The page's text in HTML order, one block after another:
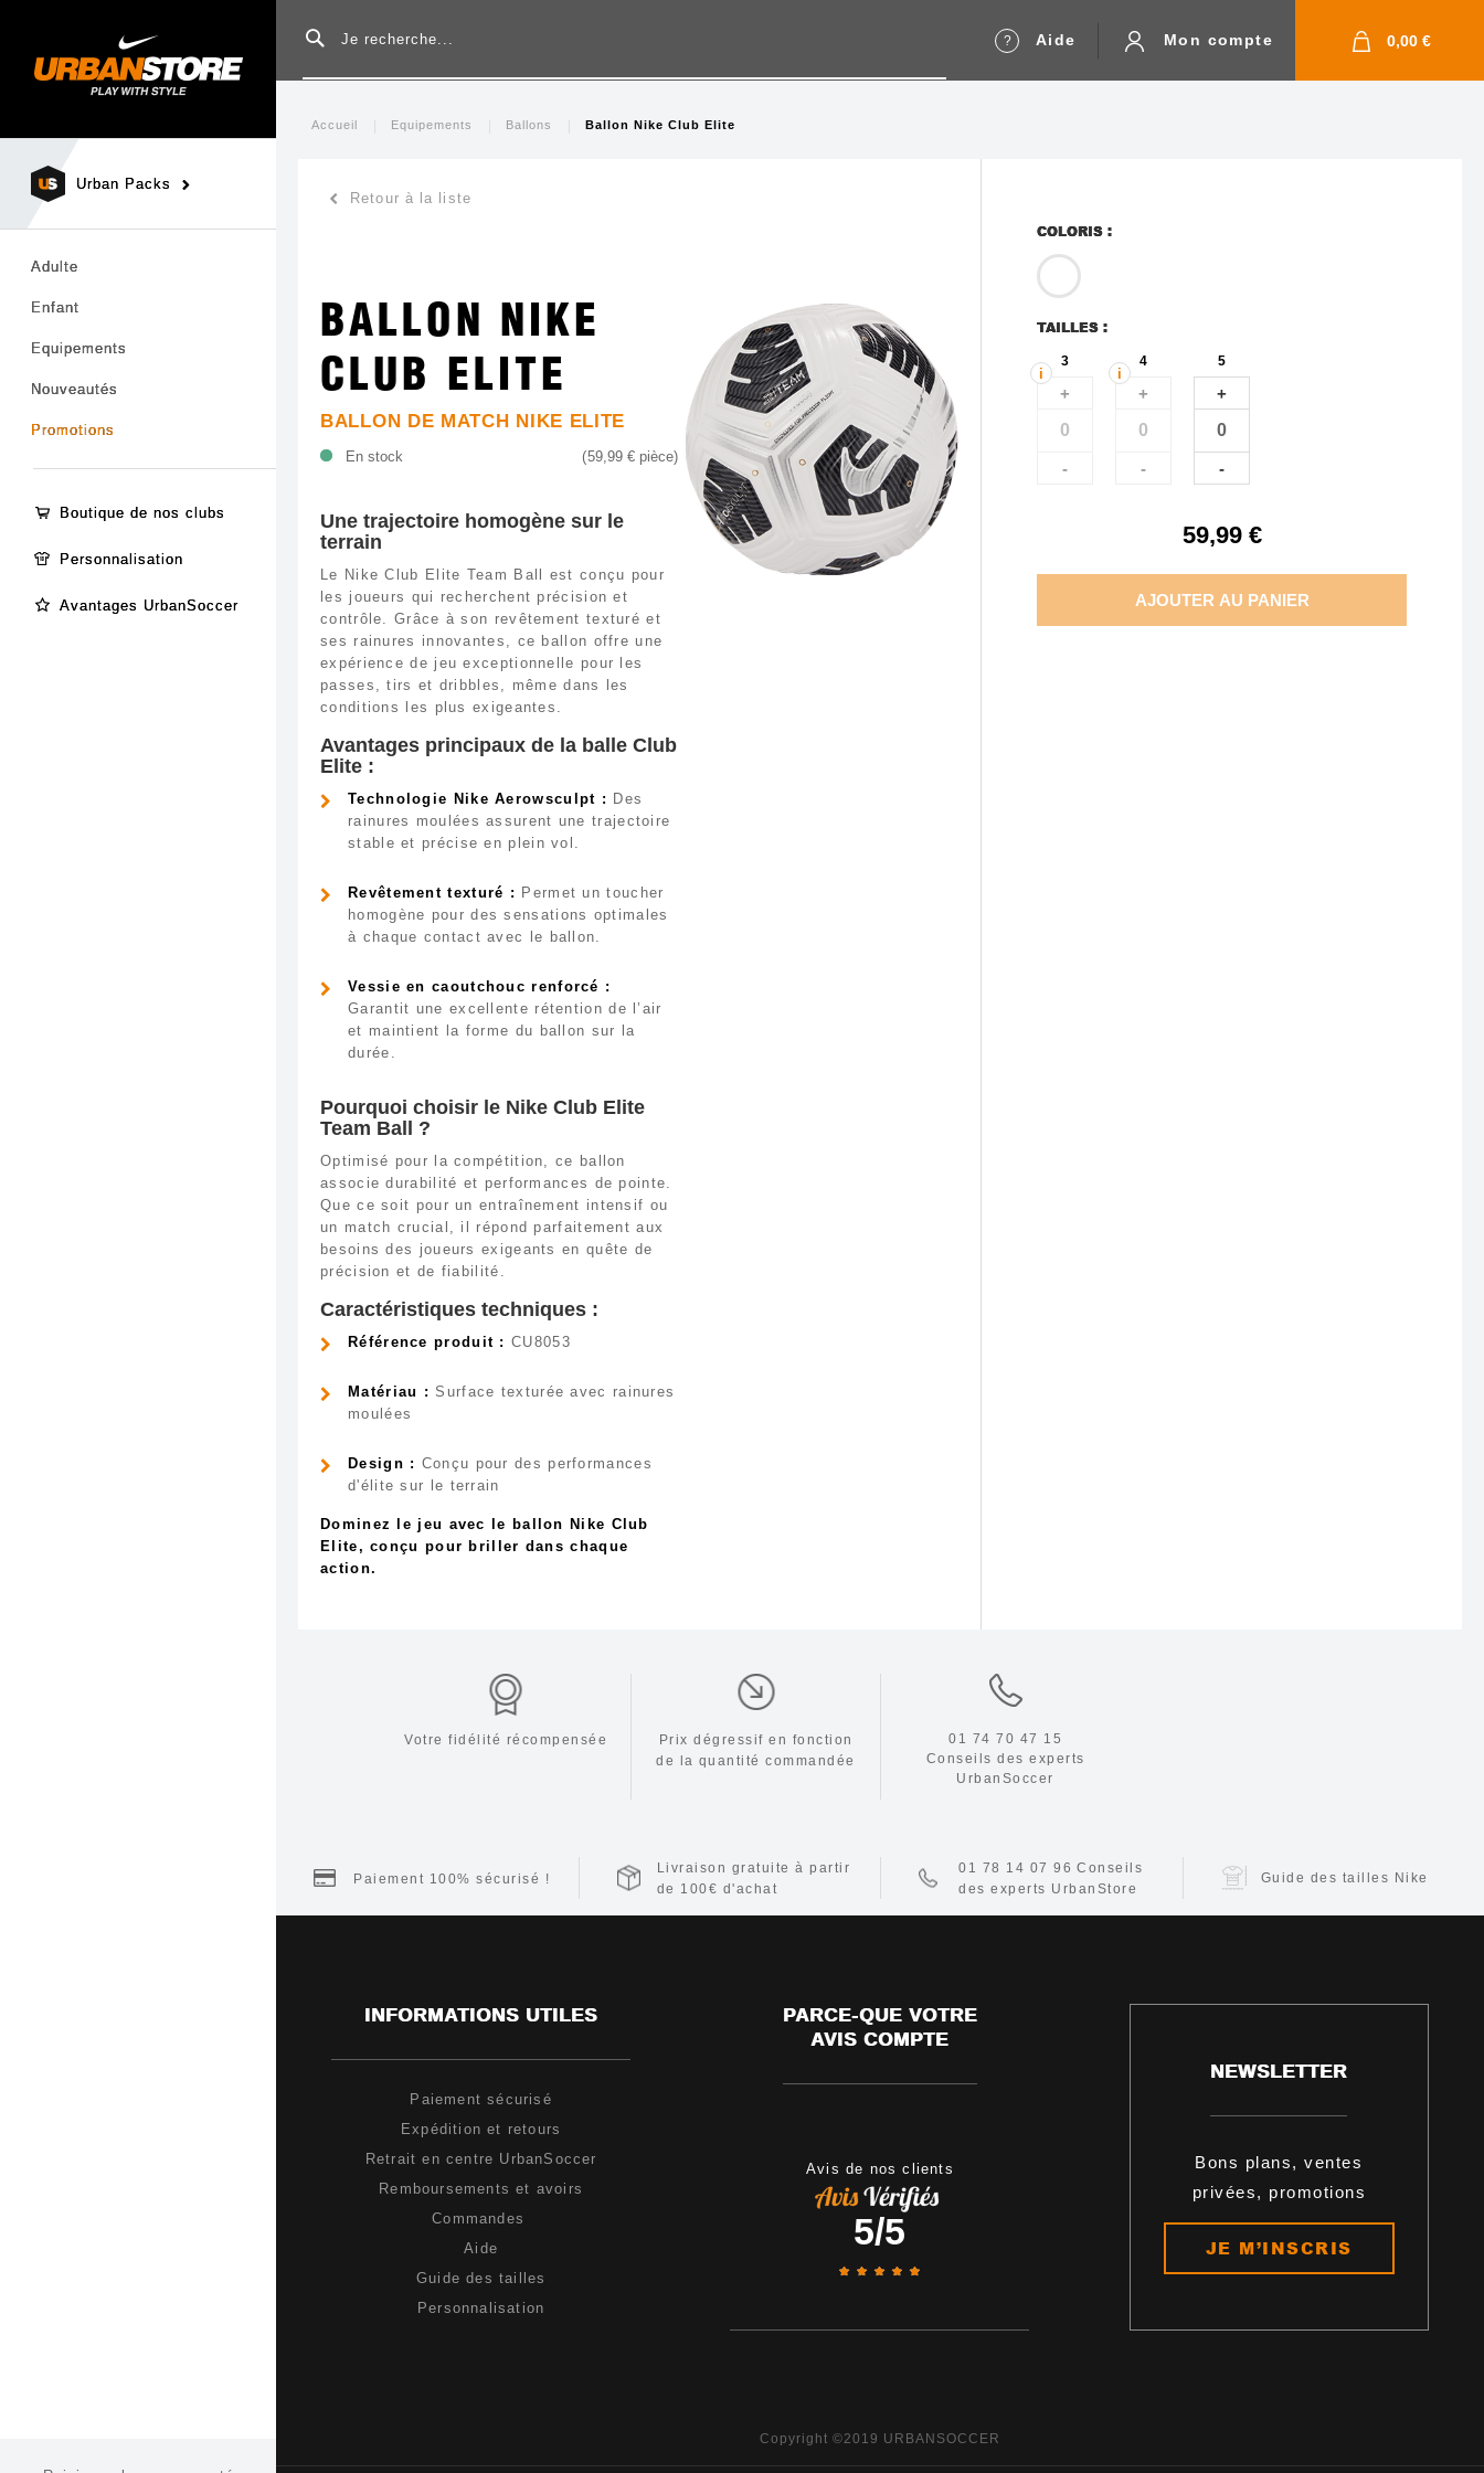
Urban Packs
Adulte
Enfant
Equipements
Nouveautés
Promotions
Boutique de nos clubs
Personnalisation
Avantages UrbanSoccer
Rechercher Aide Mon compte 0,00 €
Accueil Equipements Ballons Ballon Nike Club Elite
Retour à la liste
BALLON NIKE
CLUB ELITE
BALLON DE MATCH NIKE ELITE
En stock 59,99 € pièce
Une trajectoire homogène sur le
terrain
Le Nike Club Elite Team Ball est conçu pour
les joueurs qui recherchent précision et
contrôle. Grâce à son revêtement texturé et
ses rainures innovantes, ce ballon offre une
expérience de jeu exceptionnelle pour les
passes, tirs et dribbles, même dans les
conditions les plus exigeantes.
Avantages principaux de la balle Club
Elite :
Technologie Nike Aerowsculpt : Des
rainures moulées assurent une trajectoire
stable et précise en plein vol.
Revêtement texturé : Permet un toucher
homogène pour des sensations optimales
à chaque contact avec le ballon.
Vessie en caoutchouc renforcé :
Garantit une excellente rétention de l’air
et maintient la forme du ballon sur la
durée.
Pourquoi choisir le Nike Club Elite
Team Ball ?
Optimisé pour la compétition, ce ballon
associe durabilité et performances de pointe.
Que ce soit pour un entraînement intensif ou
un match crucial, il répond parfaitement aux
besoins des joueurs exigeants en quête de
précision et de fiabilité.
Caractéristiques techniques :
Référence produit : CU8053
Matériau : Surface texturée avec rainures
moulées
Design : Conçu pour des performances
d'élite sur le terrain
Dominez le jeu avec le ballon Nike Club
Elite, conçu pour briller dans chaque
action.
end
of
the
images
gallery
images
COLORIS :
TAILLES :
3
+
i
-
4
+
i
-
5
+
-
59,99 €
AJOUTER AU PANIER
Votre fidélité récompensée
Prix dégressif en fonction
de la quantité commandée
01 74 70 47 15
Conseils des experts
UrbanSoccer
Paiement 100% sécurisé !
Livraison gratuite à partir
de 100€ d'achat
01 78 14 07 96 Conseils
des experts UrbanStore
Guide des tailles Nike
INFORMATIONS UTILES
Paiement sécurisé
Expédition et retours
Retrait en centre UrbanSoccer
Remboursements et avoirs
Commandes
Aide
Guide des tailles
Personnalisation
PARCE-QUE VOTRE
AVIS COMPTE
Avis de nos clients
5/5
NEWSLETTER
Bons plans, ventes
privées, promotions
JE M’INSCRIS
Copyright ©2019 URBANSOCCER